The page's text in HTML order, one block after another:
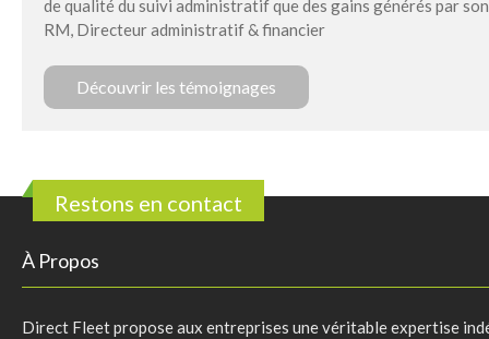
de qualité du suivi administratif que des gains générés par
RM, Directeur administratif & financier
Découvrir les témoignages
Restons en contact
À Propos
Direct Fleet propose aux entreprises une véritable expertise